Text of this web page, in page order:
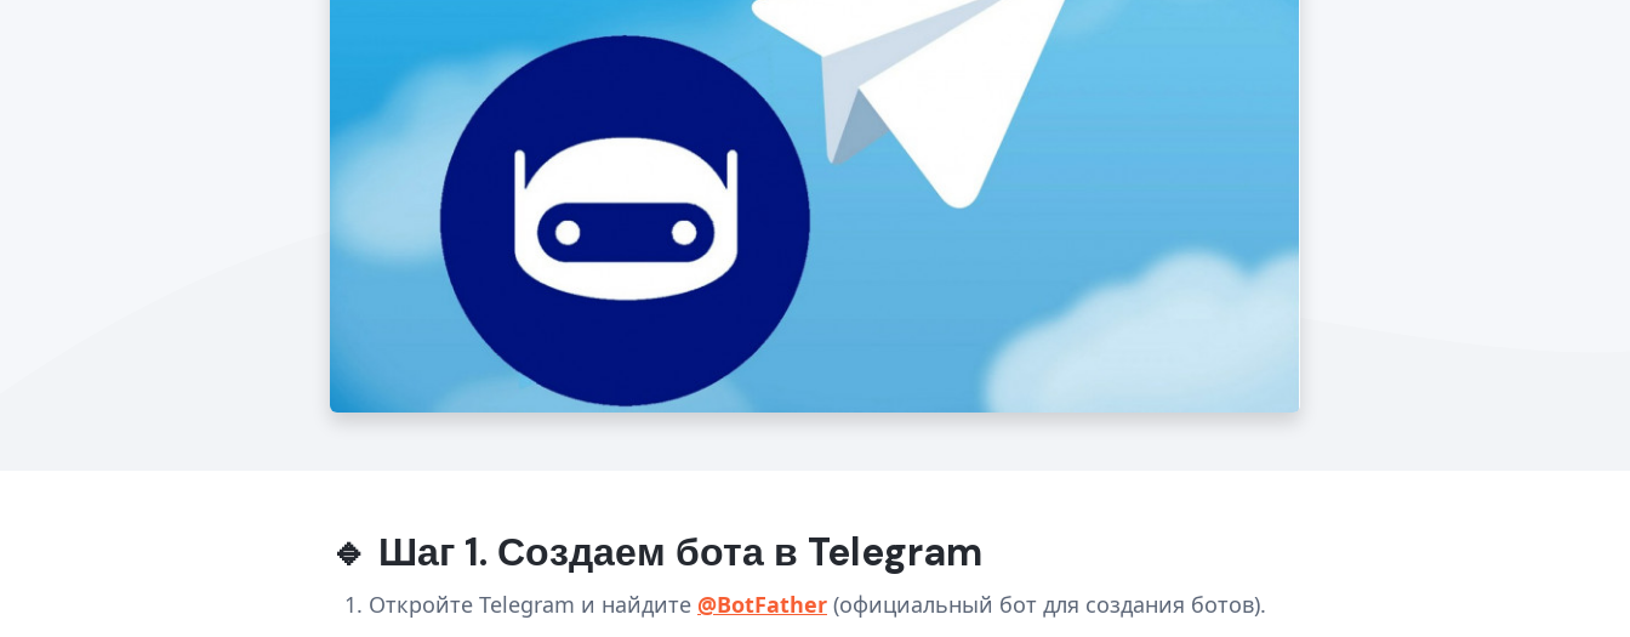
🔹 Шаг 1. Создаем бота в Telegram
Откройте Telegram и найдите @BotFather (официальный бот для создания ботов).